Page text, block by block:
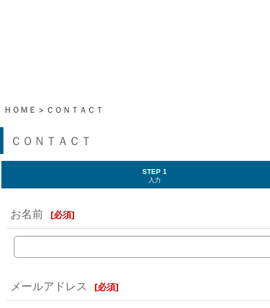
ＨＯＭＥ > ＣＯＮＴＡＣＴ
ＣＯＮＴＡＣＴ
STEP 1
入力
お名前 [必須]
メールアドレス [必須]